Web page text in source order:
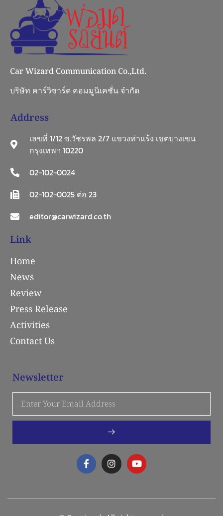
Car Wizard Communication Co.,Ltd.
บริษัท คาร์วิซาร์ด คอมมูนิเคชั่น จำกัด
Address
เลขที่ 1/12 ซ.วัชรพล 2/7 แขวงท่าแร้ง เขตบางเขน
กรุงเทพฯ 10220
02-102-0024
02-102-0025 ต่อ 23
editor@carwizard.co.th
Link
Home
News
Review
Press Release
Activities
Contact Us
Newsletter